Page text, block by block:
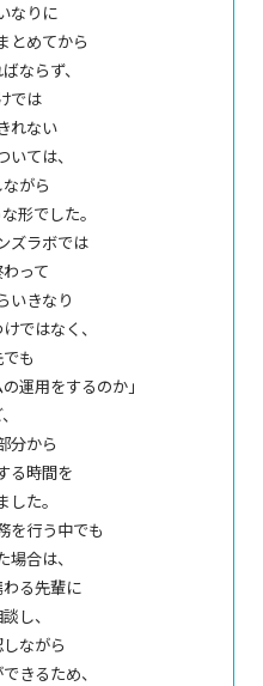
なりに
とめてから
ならず、
では
れない
いては、
がら
形でした。
ズラボでは
って
いきなり
ではなく、
も
運用をするのか」
分から
る時間を
した。
を行う中でも
場合は、
る先輩に
し、
ながら
きるため、